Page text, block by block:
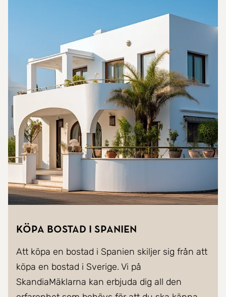
Köpa bostad i Spanien
Att köpa en bostad i Spanien skiljer sig från att
köpa en bostad i Sverige. Vi på
SkandiaMäklarna kan erbjuda dig all den